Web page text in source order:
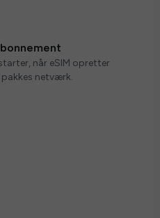
når eSIM opretter
netværk.